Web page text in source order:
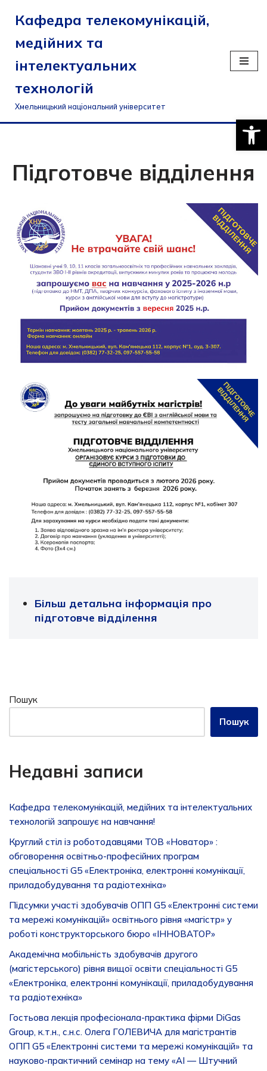
Перейти
до
вмісту
Кафедра телекомунікацій,
медійних та
інтелектуальних
технологій
Хмельницький національний університет
Підготовче відділення
Більш детальна інформація про
підготовче відділення
Пошук
Пошук
Недавні записи
Кафедра телекомунікацій, медійних та інтелектуальних
технологій запрошує на навчання!
Круглий стіл із роботодавцями ТОВ «Новатор» :
обговорення освітньо-професійних програм
спеціальності G5 «Електроніка, електронні комунікації,
приладобудування та радіотехніка»
Підсумки участі здобувачів ОПП G5 «Електронні системи
та мережі комунікацій» освітнього рівня «магістр» у
роботі конструкторського бюро «ІННОВАТОР»
Академічна мобільність здобувачів другого
(магістерського) рівня вищої освіти спеціальності G5
«Електроніка, електронні комунікації, приладобудування
та радіотехніка»
Гостьова лекція професіонала-практика фірми DiGas
Group, к.т.н., с.н.с. Олега ГОЛЕВИЧА для магістрантів
ОПП G5 «Електронні системи та мережі комунікацій» та
науково-практичний семінар на тему «AI — Штучний